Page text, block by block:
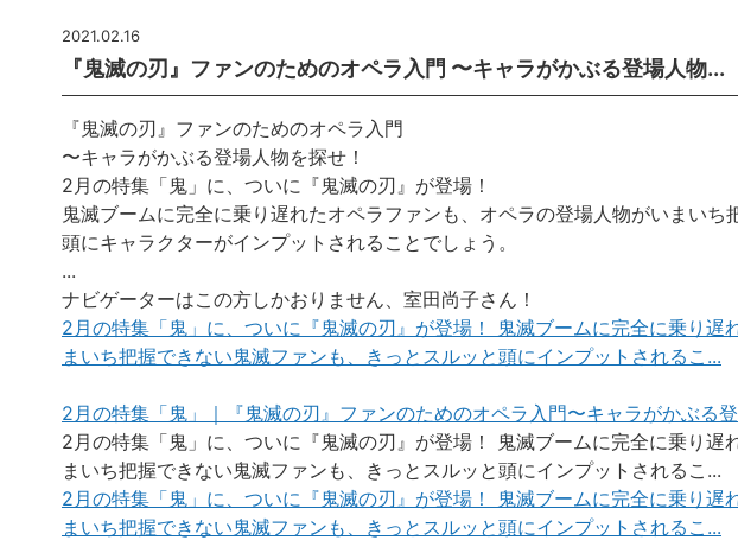
2021.02.16
『鬼滅の刃』ファンのためのオペラ入門 〜キャラがかぶる登場人物...
『鬼滅の刃』ファンのためのオペラ入門
〜キャラがかぶる登場人物を探せ！
2月の特集「鬼」に、ついに『鬼滅の刃』が登場！
鬼滅ブームに完全に乗り遅れたオペラファンも、オペラの登場人物がいまいち
頭にキャラクターがインプットされることでしょう。
...
ナビゲーターはこの方しかおりません、室田尚子さん！
2月の特集「鬼」に、ついに『鬼滅の刃』が登場！ 鬼滅ブームに完全に乗り遅
まいち把握できない鬼滅ファンも、きっとスルッと頭にインプットされるこ...
2月の特集「鬼」｜『鬼滅の刃』ファンのためのオペラ入門〜キャラがかぶる登
2月の特集「鬼」に、ついに『鬼滅の刃』が登場！ 鬼滅ブームに完全に乗り遅
まいち把握できない鬼滅ファンも、きっとスルッと頭にインプットされるこ...
2月の特集「鬼」に、ついに『鬼滅の刃』が登場！ 鬼滅ブームに完全に乗り遅
まいち把握できない鬼滅ファンも、きっとスルッと頭にインプットされるこ...